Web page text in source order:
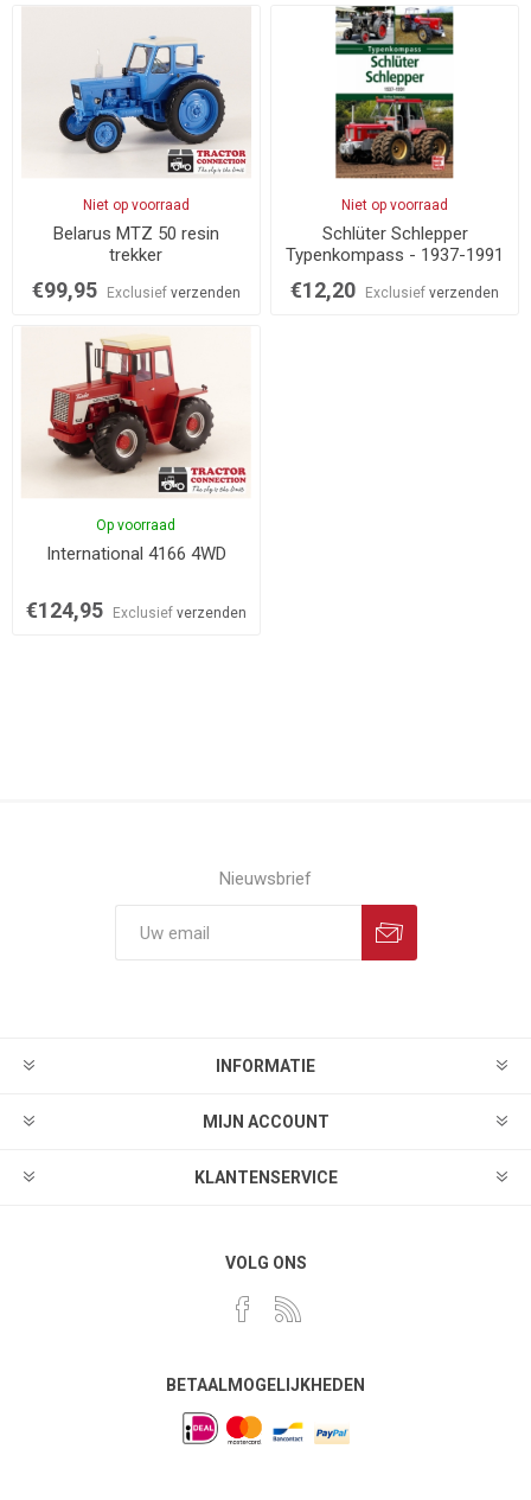
Niet op voorraad
Belarus MTZ 50 resin
trekker
€99,95 Exclusief verzenden
Niet op voorraad
Schlüter Schlepper
Typenkompass - 1937-1991
€12,20 Exclusiefverzenden
Op voorraad
International 4166 4WD
€124,95 Exclusief verzenden
Nieuwsbrief
INFORMATIE
MIJN ACCOUNT
KLANTENSERVICE
VOLG ONS
BETAALMOGELIJKHEDEN